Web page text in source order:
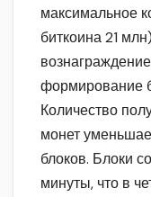
максимальное
биткоина 21
формирование
Количество
монет
блоков. Блоки
минуты, что в